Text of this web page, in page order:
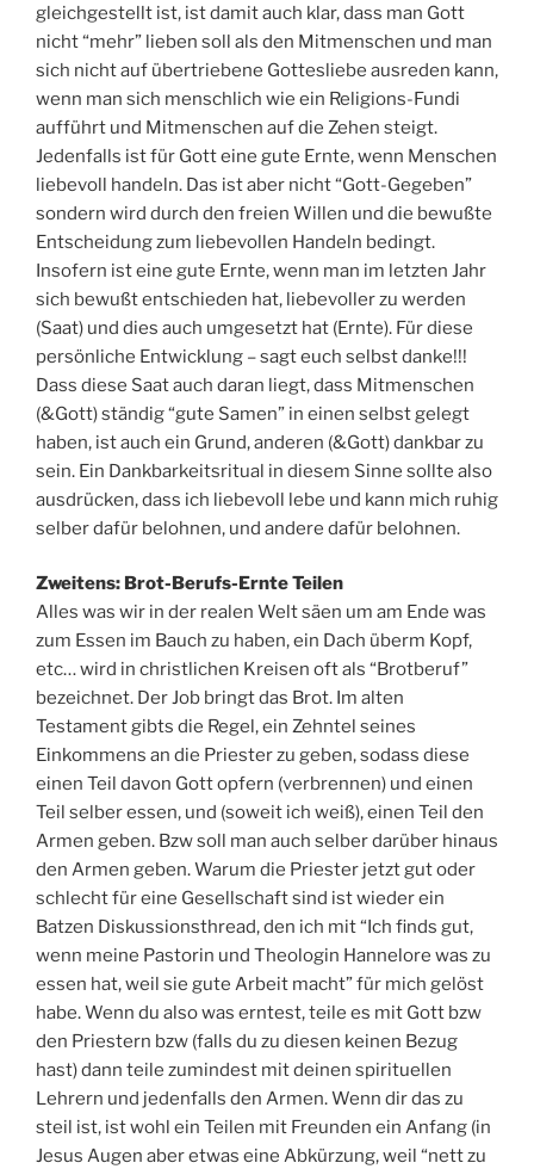
gleichgestellt ist, ist damit auch klar, dass man Gott
nicht “mehr” lieben soll als den Mitmenschen und man
sich nicht auf übertriebene Gottesliebe ausreden kann,
wenn man sich menschlich wie ein Religions-Fundi
aufführt und Mitmenschen auf die Zehen steigt.
Jedenfalls ist für Gott eine gute Ernte, wenn Menschen
liebevoll handeln. Das ist aber nicht “Gott-Gegeben”
sondern wird durch den freien Willen und die bewußte
Entscheidung zum liebevollen Handeln bedingt.
Insofern ist eine gute Ernte, wenn man im letzten Jahr
sich bewußt entschieden hat, liebevoller zu werden
(Saat) und dies auch umgesetzt hat (Ernte). Für diese
persönliche Entwicklung – sagt euch selbst danke!!!
Dass diese Saat auch daran liegt, dass Mitmenschen
(&Gott) ständig “gute Samen” in einen selbst gelegt
haben, ist auch ein Grund, anderen (&Gott) dankbar zu
sein. Ein Dankbarkeitsritual in diesem Sinne sollte also
ausdrücken, dass ich liebevoll lebe und kann mich ruhig
selber dafür belohnen, und andere dafür belohnen.
Zweitens: Brot-Berufs-Ernte Teilen
Alles was wir in der realen Welt säen um am Ende was
zum Essen im Bauch zu haben, ein Dach überm Kopf,
etc… wird in christlichen Kreisen oft als “Brotberuf”
bezeichnet. Der Job bringt das Brot. Im alten
Testament gibts die Regel, ein Zehntel seines
Einkommens an die Priester zu geben, sodass diese
einen Teil davon Gott opfern (verbrennen) und einen
Teil selber essen, und (soweit ich weiß), einen Teil den
Armen geben. Bzw soll man auch selber darüber hinaus
den Armen geben. Warum die Priester jetzt gut oder
schlecht für eine Gesellschaft sind ist wieder ein
Batzen Diskussionsthread, den ich mit “Ich finds gut,
wenn meine Pastorin und Theologin Hannelore was zu
essen hat, weil sie gute Arbeit macht” für mich gelöst
habe. Wenn du also was erntest, teile es mit Gott bzw
den Priestern bzw (falls du zu diesen keinen Bezug
hast) dann teile zumindest mit deinen spirituellen
Lehrern und jedenfalls den Armen. Wenn dir das zu
steil ist, ist wohl ein Teilen mit Freunden ein Anfang (in
Jesus Augen aber etwas eine Abkürzung, weil “nett zu